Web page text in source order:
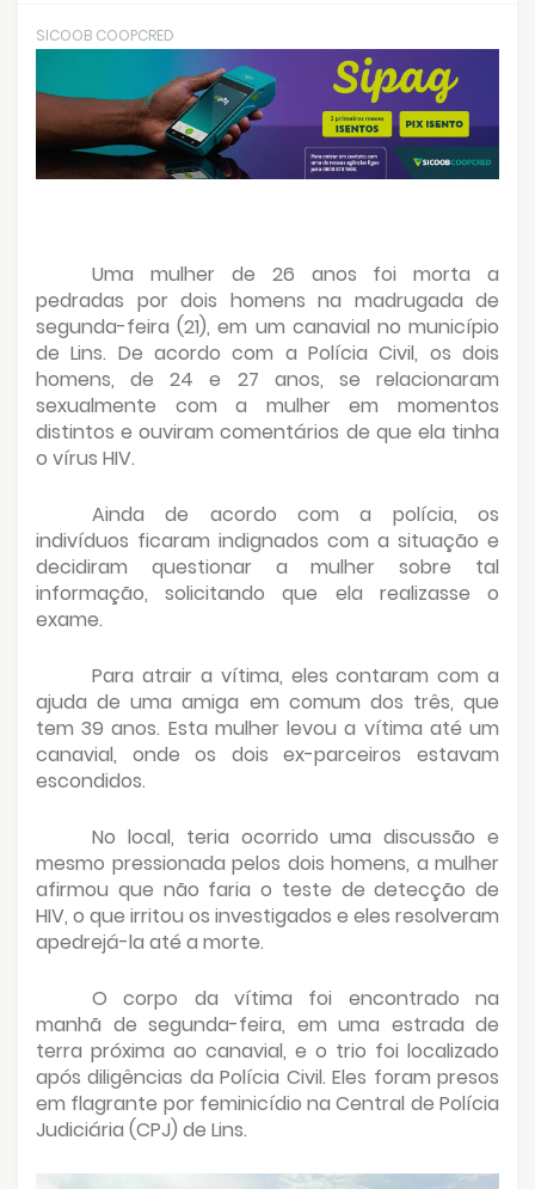
SICOOB COOPCRED
Uma mulher de 26 anos foi morta a
pedradas por dois homens na madrugada de
segunda-feira (21), em um canavial no município
de Lins. De acordo com a Polícia Civil, os dois
homens, de 24 e 27 anos, se relacionaram
sexualmente com a mulher em momentos
distintos e ouviram comentários de que ela tinha
o vírus HIV.
Ainda de acordo com a polícia, os
indivíduos ficaram indignados com a situação e
decidiram questionar a mulher sobre tal
informação, solicitando que ela realizasse o
exame.
Para atrair a vítima, eles contaram com a
ajuda de uma amiga em comum dos três, que
tem 39 anos. Esta mulher levou a vítima até um
canavial, onde os dois ex-parceiros estavam
escondidos.
No local, teria ocorrido uma discussão e
mesmo pressionada pelos dois homens, a mulher
afirmou que não faria o teste de detecção de
HIV, o que irritou os investigados e eles resolveram
apedrejá-la até a morte.
O corpo da vítima foi encontrado na
manhã de segunda-feira, em uma estrada de
terra próxima ao canavial, e o trio foi localizado
após diligências da Polícia Civil. Eles foram presos
em flagrante por feminicídio na Central de Polícia
Judiciária (CPJ) de Lins.